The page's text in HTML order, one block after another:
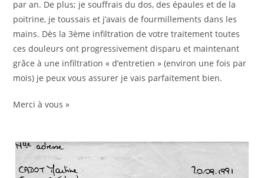
par an. De plus; je souffrais du dos, des épaules et de la
poitrine, je toussais et j’avais de fourmillements dans les
mains. Dès la 3ème infiltration de votre traitement toutes
ces douleurs ont progressivement disparu et maintenant
grâce à une infiltration « d’entretien » (environ une fois par
mois) je peux vous assurer je vais parfaitement bien.
Merci à vous »